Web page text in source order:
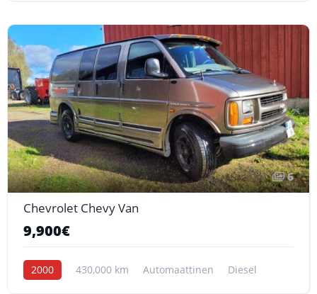
6
Chevrolet Chevy Van
9,900€
2000 430,000 km Automaattinen Diesel